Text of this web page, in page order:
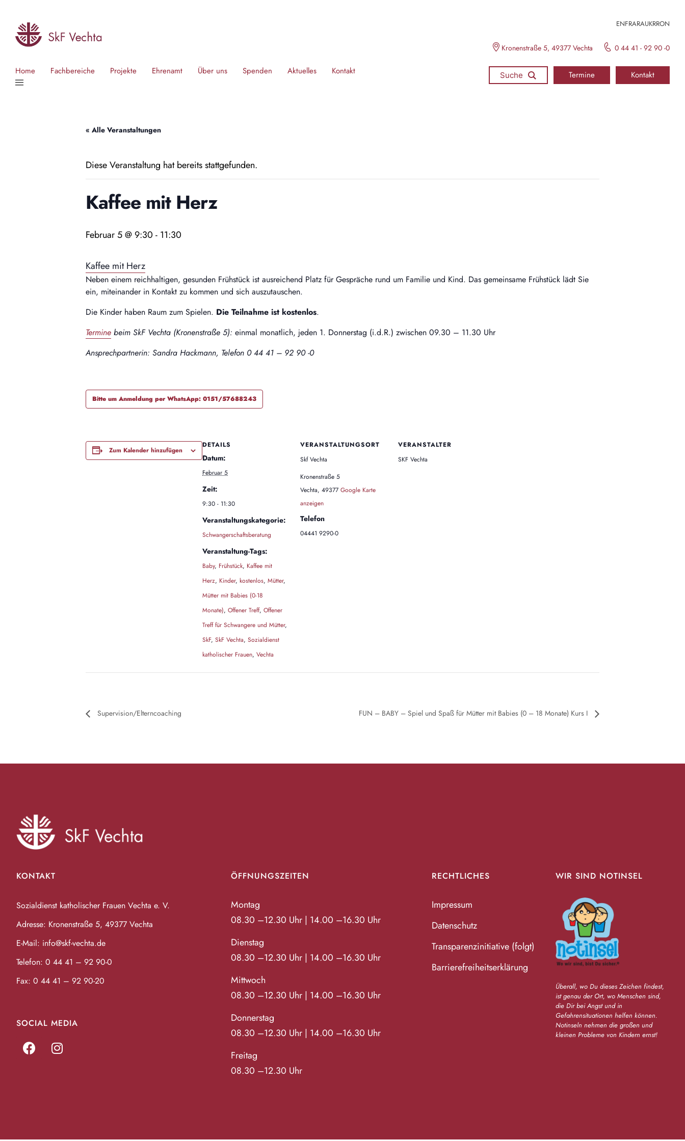
ENFRARAUKRRON
Kronenstraße 5, 49377 Vechta 0 44 41 - 92 90 -0
Home Fachbereiche Projekte Ehrenamt Über uns Spenden Aktuelles Kontakt Suche Termine Kontakt
« Alle Veranstaltungen
Diese Veranstaltung hat bereits stattgefunden.
Kaffee mit Herz
Februar 5 @ 9:30 - 11:30
Kaffee mit Herz
Neben einem reichhaltigen, gesunden Frühstück ist ausreichend Platz für Gespräche rund um Familie und Kind. Das gemeinsame Frühstück lädt Sie
ein, miteinander in Kontakt zu kommen und sich auszutauschen.
Die Kinder haben Raum zum Spielen. Die Teilnahme ist kostenlos.
Termine beim SkF Vechta (Kronenstraße 5): einmal monatlich, jeden 1. Donnerstag (i.d.R.) zwischen 09.30 – 11.30 Uhr
Ansprechpartnerin: Sandra Hackmann, Telefon 0 44 41 – 92 90 -0
Bitte um Anmeldung per WhatsApp: 0151/57688243
Zum Kalender hinzufügen
DETAILS
Datum:
Februar 5
Zeit:
9:30 - 11:30
Veranstaltungskategorie:
Schwangerschaftsberatung
Veranstaltung-Tags:
Baby, Frühstück, Kaffee mit
Herz, Kinder, kostenlos, Mütter,
Mütter mit Babies (0-18
Monate), Offener Treff, Offener
Treff für Schwangere und Mütter,
SkF, SkF Vechta, Sozialdienst
katholischer Frauen, Vechta
VERANSTALTUNGSORT
Skf Vechta
Kronenstraße 5
Vechta, 49377 Google Karte
anzeigen
Telefon
04441 9290-0
VERANSTALTER
SKF Vechta
Supervision/Elterncoaching FUN – BABY – Spiel und Spaß für Mütter mit Babies (0 – 18 Monate) Kurs I
KONTAKT
Sozialdienst katholischer Frauen Vechta e. V.
Adresse: Kronenstraße 5, 49377 Vechta
E-Mail: info@skf-vechta.de
Telefon: 0 44 41 – 92 90-0
Fax: 0 44 41 – 92 90-20
SOCIAL MEDIA
ÖFFNUNGSZEITEN
Montag
08.30 –12.30 Uhr | 14.00 –16.30 Uhr
Dienstag
08.30 –12.30 Uhr | 14.00 –16.30 Uhr
Mittwoch
08.30 –12.30 Uhr | 14.00 –16.30 Uhr
Donnerstag
08.30 –12.30 Uhr | 14.00 –16.30 Uhr
Freitag
08.30 –12.30 Uhr
RECHTLICHES
Impressum
Datenschutz
Transparenzinitiative (folgt)
Barrierefreiheitserklärung
WIR SIND NOTINSEL
Überall, wo Du dieses Zeichen findest,
ist genau der Ort, wo Menschen sind,
die Dir bei Angst und in
Gefahrensituationen helfen können.
Notinseln nehmen die großen und
kleinen Probleme von Kindern ernst!